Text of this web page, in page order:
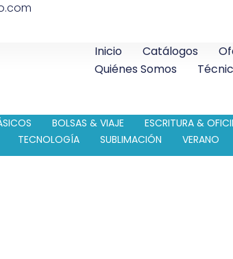
Inicio Catálogos
Quiénes Somos
BOLSAS & VIAJE ESCRITURA &
TECNOLOGÍA
SUBLIMACIÓN VERANO